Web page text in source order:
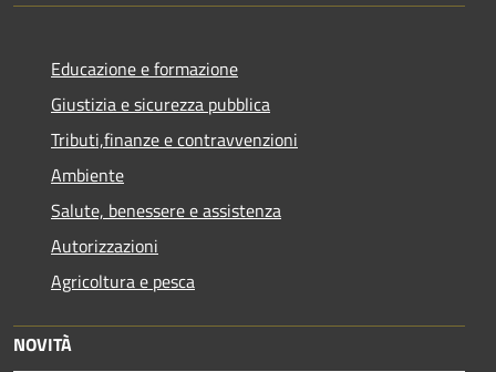
Educazione e formazione
Giustizia e sicurezza pubblica
Tributi,finanze e contravvenzioni
Ambiente
Salute, benessere e assistenza
Autorizzazioni
Agricoltura e pesca
NOVITÀ